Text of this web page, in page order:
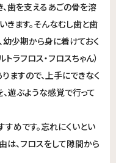
歯を支えるあごの骨を溶
きます。そんなむし歯と歯
少期から身に着けておく
ラフロス・フロスちゃん）
ますので、上手にできなく
遊ぶような感覚で行って
めです。忘れにくいとい
は、フロスをして隙間から